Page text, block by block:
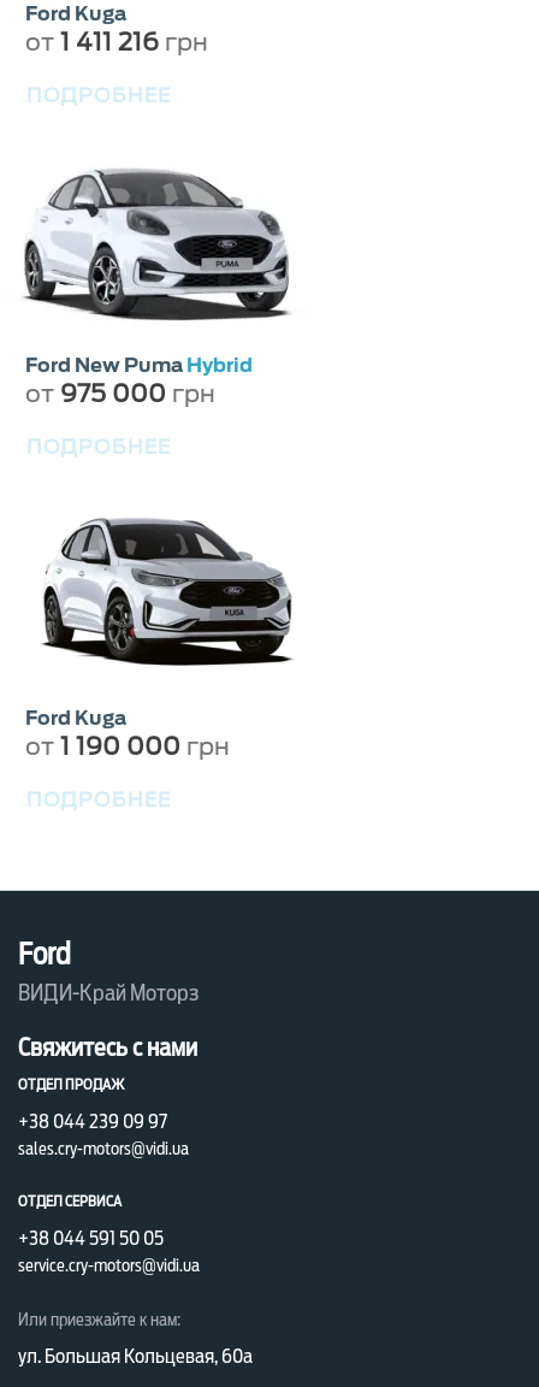
Ford Kuga
от 1 411 216 грн
ПОДРОБНЕЕ
Ford New Puma Hybrid
от 975 000 грн
ПОДРОБНЕЕ
Ford Kuga
от 1 190 000 грн
ПОДРОБНЕЕ
Ford
ВИДИ-Край Моторз
Свяжитесь с нами
ОТДЕЛ ПРОДАЖ
+38 044 239 09 97
sales.cry-motors@vidi.ua
ОТДЕЛ СЕРВИСА
+38 044 591 50 05
service.cry-motors@vidi.ua
Или приезжайте к нам:
ул. Большая Кольцевая, 60а